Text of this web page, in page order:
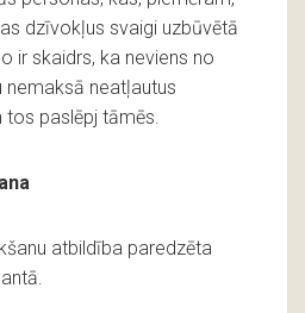
dzīvokļus svaigi uzbūvētā
ir skaidrs, ka neviens no
neatļautus
tos paslēpj tāmēs.
atbildība paredzēta